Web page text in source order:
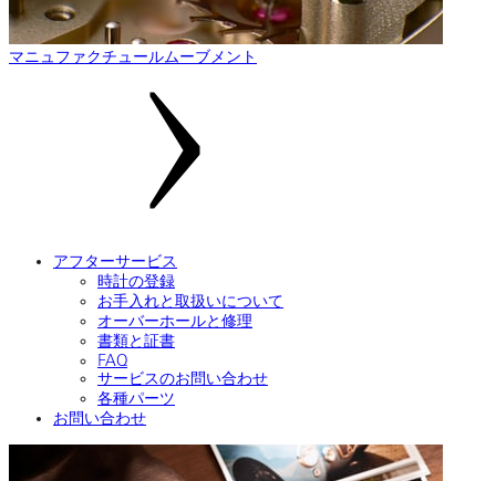
マニュファクチュールムーブメント
アフターサービス
時計の登録
お手入れと取扱いについて
オーバーホールと修理
書類と証書
FAQ
サービスのお問い合わせ
各種パーツ
お問い合わせ